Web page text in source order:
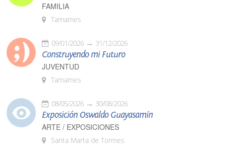
FAMILIA
Tamames
09/01/2026 31/12/2026
Construyendo mi Futuro
JUVENTUD
Tamames
08/05/2026 30/08/2026
Exposición Oswaldo Guayasamín
ARTE / EXPOSICIONES
Santa Marta de Tormes